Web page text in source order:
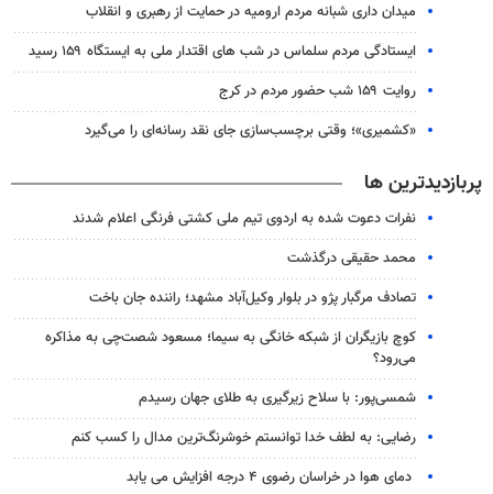
میدان داری شبانه مردم ارومیه در حمایت از رهبری و انقلاب
ایستادگی مردم سلماس در شب های اقتدار ملی به ایستگاه ۱۵۹ رسید
روایت ۱۵۹ شب حضور مردم در کرج
«کشمیری»؛ وقتی برچسب‌سازی جای نقد رسانه‌ای را می‌گیرد
پربازدیدترین ها
نفرات دعوت شده به اردوی تیم ملی کشتی فرنگی اعلام شدند
محمد حقیقی درگذشت
تصادف مرگبار پژو در بلوار وکیل‌آباد مشهد؛ راننده جان باخت
کوچ بازیگران از شبکه خانگی به سیما؛ مسعود شصت‌چی به مذاکره
می‌رود؟
شمسی‌پور: با سلاح زیرگیری به طلای جهان رسیدم
رضایی: به لطف خدا توانستم خوشرنگ‌ترین مدال را کسب کنم
دمای هوا در خراسان رضوی ۴ درجه افزایش می یابد